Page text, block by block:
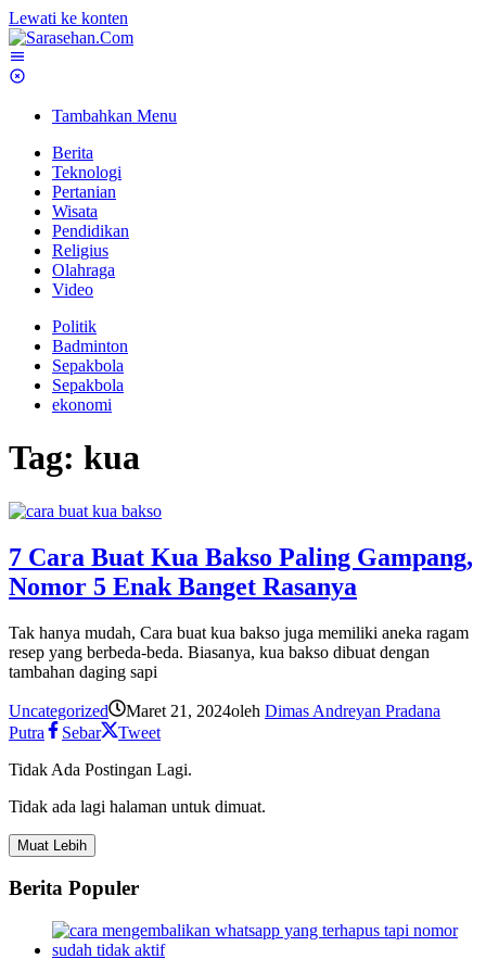
Lewati ke konten
Tambahkan Menu
Berita
Teknologi
Pertanian
Wisata
Pendidikan
Religius
Olahraga
Video
Politik
Badminton
Sepakbola
Sepakbola
ekonomi
Tag: kua
7 Cara Buat Kua Bakso Paling Gampang,
Nomor 5 Enak Banget Rasanya
Tak hanya mudah, Cara buat kua bakso juga memiliki aneka ragam
resep yang berbeda-beda. Biasanya, kua bakso dibuat dengan
tambahan daging sapi
Uncategorized Maret 21, 2024oleh Dimas Andreyan Pradana
Putra
Sebar
Tweet
Tidak Ada Postingan Lagi.
Tidak ada lagi halaman untuk dimuat.
Muat Lebih
Berita Populer